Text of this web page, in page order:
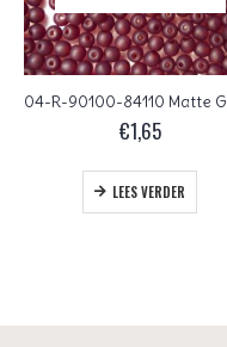
€1,65
LEES VERDER